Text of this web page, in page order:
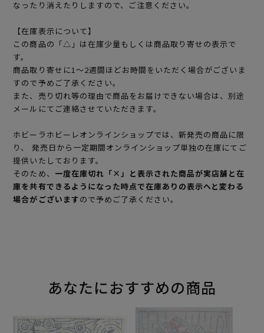
なったり消えたりしますので、ご注意ください。
【在庫表示について】
この商品の「△」は在庫少量もしくは商品取り寄せの表示で
す。
商品取り寄せに1～2週間ほどお時間をいただく場合がございま
すので予めご了承ください。
また、売り切れ等の理由で商品をお届けできない場合は、別途
メールにてご連絡させていただきます。
ホビーラホビーレオンラインショップでは、新発売の商品に限
り、 発売日から一定期間オンラインショップ単独の在庫にてご
提供いたしております。
そのため、 一度在庫切れ「×」と表示された商品が実店舗と在
庫を共有できるようになった時点で在庫ありの表示へと変わる
場合がございますので予めご了承ください。
あなたにおすすめの商品